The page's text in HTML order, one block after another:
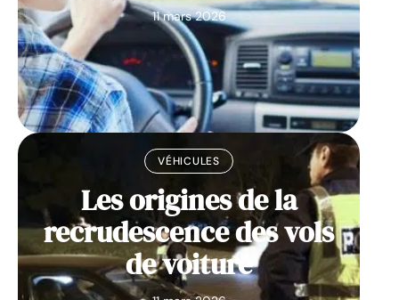
11 mars 2026
VÉHICULES
Les origines de la
recrudescence des vols
de voiture